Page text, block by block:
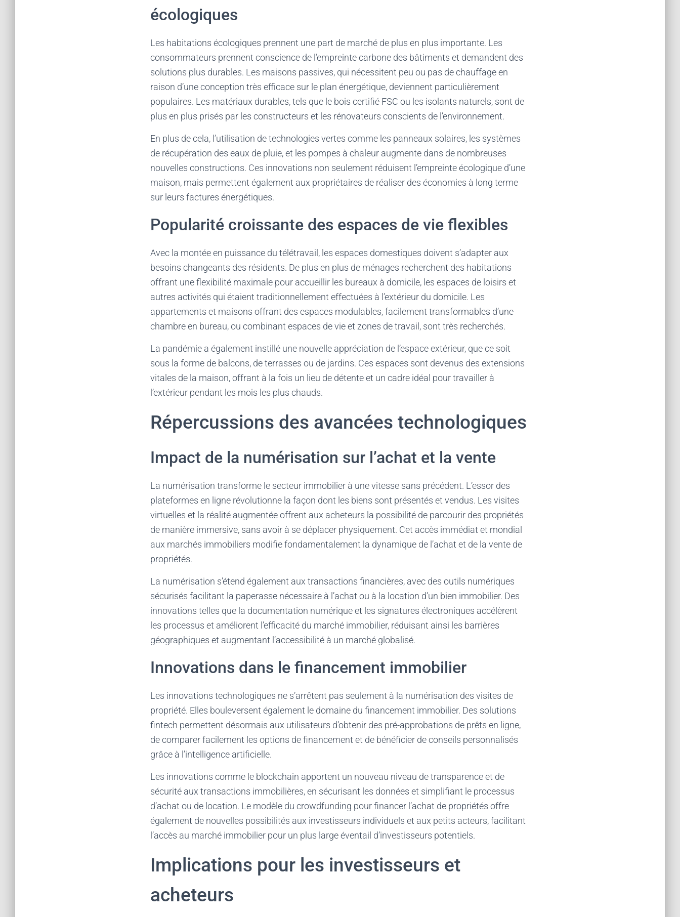
écologiques
Les habitations écologiques prennent une part de marché de plus en plus importante. Les
consommateurs prennent conscience de l’empreinte carbone des bâtiments et demandent des
solutions plus durables. Les maisons passives, qui nécessitent peu ou pas de chauffage en
raison d’une conception très efficace sur le plan énergétique, deviennent particulièrement
populaires. Les matériaux durables, tels que le bois certifié FSC ou les isolants naturels, sont de
plus en plus prisés par les constructeurs et les rénovateurs conscients de l’environnement.
En plus de cela, l’utilisation de technologies vertes comme les panneaux solaires, les systèmes
de récupération des eaux de pluie, et les pompes à chaleur augmente dans de nombreuses
nouvelles constructions. Ces innovations non seulement réduisent l’empreinte écologique d’une
maison, mais permettent également aux propriétaires de réaliser des économies à long terme
sur leurs factures énergétiques.
Popularité croissante des espaces de vie flexibles
Avec la montée en puissance du télétravail, les espaces domestiques doivent s’adapter aux
besoins changeants des résidents. De plus en plus de ménages recherchent des habitations
offrant une flexibilité maximale pour accueillir les bureaux à domicile, les espaces de loisirs et
autres activités qui étaient traditionnellement effectuées à l’extérieur du domicile. Les
appartements et maisons offrant des espaces modulables, facilement transformables d’une
chambre en bureau, ou combinant espaces de vie et zones de travail, sont très recherchés.
La pandémie a également instillé une nouvelle appréciation de l’espace extérieur, que ce soit
sous la forme de balcons, de terrasses ou de jardins. Ces espaces sont devenus des extensions
vitales de la maison, offrant à la fois un lieu de détente et un cadre idéal pour travailler à
l’extérieur pendant les mois les plus chauds.
Répercussions des avancées technologiques
Impact de la numérisation sur l’achat et la vente
La numérisation transforme le secteur immobilier à une vitesse sans précédent. L’essor des
plateformes en ligne révolutionne la façon dont les biens sont présentés et vendus. Les visites
virtuelles et la réalité augmentée offrent aux acheteurs la possibilité de parcourir des propriétés
de manière immersive, sans avoir à se déplacer physiquement. Cet accès immédiat et mondial
aux marchés immobiliers modifie fondamentalement la dynamique de l’achat et de la vente de
propriétés.
La numérisation s’étend également aux transactions financières, avec des outils numériques
sécurisés facilitant la paperasse nécessaire à l’achat ou à la location d’un bien immobilier. Des
innovations telles que la documentation numérique et les signatures électroniques accélèrent
les processus et améliorent l’efficacité du marché immobilier, réduisant ainsi les barrières
géographiques et augmentant l’accessibilité à un marché globalisé.
Innovations dans le financement immobilier
Les innovations technologiques ne s’arrêtent pas seulement à la numérisation des visites de
propriété. Elles bouleversent également le domaine du financement immobilier. Des solutions
fintech permettent désormais aux utilisateurs d’obtenir des pré-approbations de prêts en ligne,
de comparer facilement les options de financement et de bénéficier de conseils personnalisés
grâce à l’intelligence artificielle.
Les innovations comme le blockchain apportent un nouveau niveau de transparence et de
sécurité aux transactions immobilières, en sécurisant les données et simplifiant le processus
d’achat ou de location. Le modèle du crowdfunding pour financer l’achat de propriétés offre
également de nouvelles possibilités aux investisseurs individuels et aux petits acteurs, facilitant
l’accès au marché immobilier pour un plus large éventail d’investisseurs potentiels.
Implications pour les investisseurs et
acheteurs